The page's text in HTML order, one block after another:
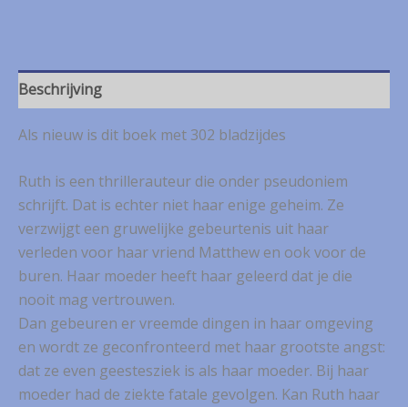
de
buren
Beschrijving
Als nieuw is dit boek met 302 bladzijdes
Ruth is een thrillerauteur die onder pseudoniem
schrijft. Dat is echter niet haar enige geheim. Ze
verzwijgt een gruwelijke gebeurtenis uit haar
verleden voor haar vriend Matthew en ook voor de
buren. Haar moeder heeft haar geleerd dat je die
nooit mag vertrouwen.
Dan gebeuren er vreemde dingen in haar omgeving
en wordt ze geconfronteerd met haar grootste angst:
dat ze even geestesziek is als haar moeder. Bij haar
moeder had de ziekte fatale gevolgen. Kan Ruth haar